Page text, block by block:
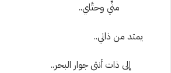
منِّي وحتَّاي..
يمتد من ذاتي..
إلى ذات أنثى جوار البحر..